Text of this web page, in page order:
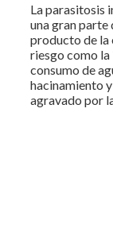
La parasitosis
una gran parte
producto de la
riesgo como la
consumo de
hacinamiento
agravado por